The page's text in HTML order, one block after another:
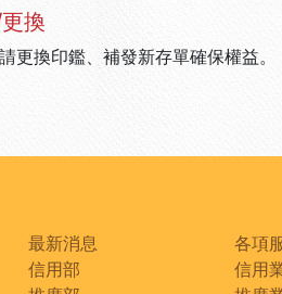
換
更換印鑑、補發新存單確保權益。
最新消息
信用部
各項
信用